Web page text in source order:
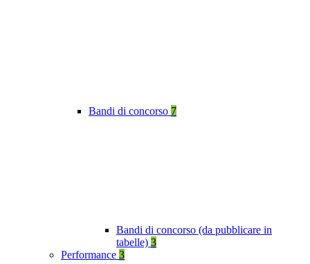
Bandi di concorso 7
Bandi di concorso (da pubblicare in
tabelle) 3
Performance 3